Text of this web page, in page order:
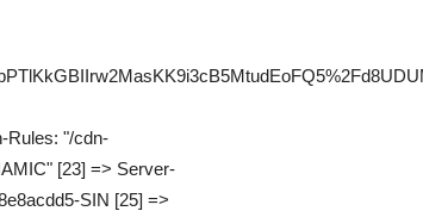
Rules: "/cdn-
[23] => Server-
SIN [25] =>